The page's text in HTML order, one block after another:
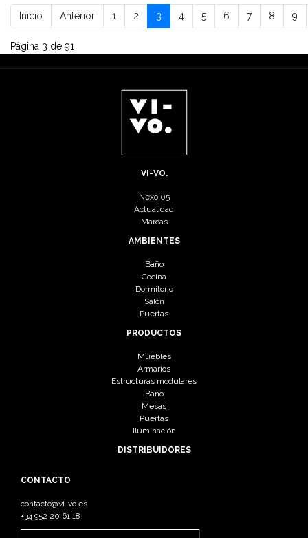
Inicio Anterior 1 2 3 4 5 6 7 8 9
Página 3 de 91
VI-VO.
Nexo 05
Actualidad
Marcas
AMBIENTES
Baño
Cocina
Dormitorio
Salón
Puertas
PRODUCTOS
Muebles
Armarios
Estructuras modulares
Baño
Mesas
Puertas
Iluminación
DISTRIBUIDORES
CONTACTO
contacto@vi-vo.es
+34 952 20 61 18